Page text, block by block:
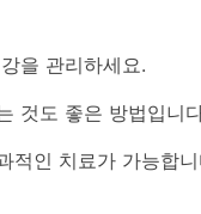
을 관리하세요.
것도 좋은 방법입니
적인 치료가 가능합니